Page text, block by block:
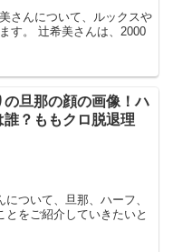
さんについて、ルックスや
す。 辻希美さんは、2000
の旦那の顔の画像！ハ
誰？ももクロ脱退理
ついて、旦那、ハーフ、
とをご紹介していきたいと